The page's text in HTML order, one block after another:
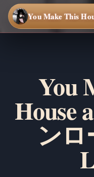
You Make This House a
You
House
ンロ